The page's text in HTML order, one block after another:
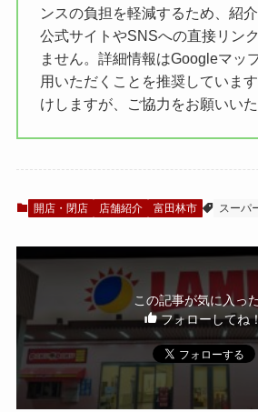
ンスの負担を軽減するため、紹
公式サイトやSNSへの直接リン
ません。詳細情報はGoogleマッ
用いただくことを推奨していま
けしますが、ご協力をお願いいた
開店・閉店 店舗紹介 富田林市 スーパ
この記事が気に入っ
フォローしてね